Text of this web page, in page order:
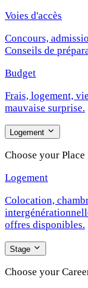
Voies d'accès
Concours,
Conseils de
Budget
Frais, logement,
mauvaise surprise.
Logement
Choose your Place
Logement
Colocation,
offres disponibles.
Stage
Choose your